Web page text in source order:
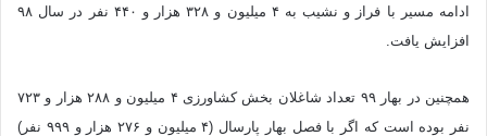
ادامه مسیر با فراز و نشیب به ۴ میلیون و ۳۲۸ هزار و ۴۴۰ نفر در سال ۹۸
افزایش یافت.
همچنین در بهار ۹۹ تعداد شاغلان بخش کشاورزی ۴ میلیون و ۲۸۸ هزار و ۷۲۳
نفر بوده است که اگر با فصل بهار پارسال (۴ میلیون و ۲۷۶ هزار و ۹۹۹ نفر)